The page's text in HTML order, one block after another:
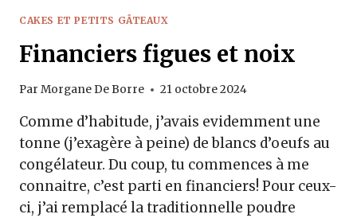
CAKES ET PETITS GÂTEAUX
Financiers figues et noix
Par Morgane De Borre 21 octobre 2024
Comme d’habitude, j’avais evidemment une
tonne (j’exagère à peine) de blancs d’oeufs au
congélateur. Du coup, tu commences à me
connaitre, c’est parti en financiers! Pour ceux-
ci, j’ai remplacé la traditionnelle poudre